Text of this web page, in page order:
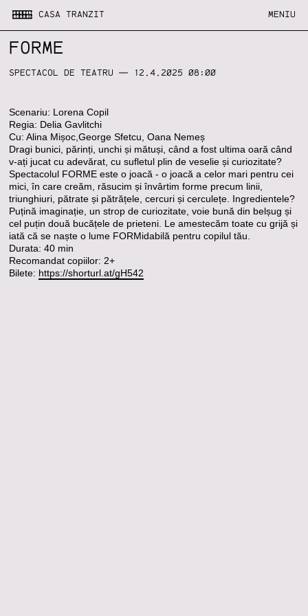
CASA TRANZIT MENIU
FORME
SPECTACOL DE TEATRU — 12.4.2025 08:00
Scenariu: Lorena Copil
Regia: Delia Gavlitchi
Cu: Alina Mișoc,George Sfetcu, Oana Nemeș
Dragi bunici, părinți, unchi și mătuși, când a fost ultima oară când
v-ați jucat cu adevărat, cu sufletul plin de veselie și curiozitate?
Spectacolul FORME este o joacă - o joacă a celor mari pentru cei
mici, în care creăm, răsucim și învârtim forme precum linii,
triunghiuri, pătrate și pătrățele, cercuri și cerculețe. Ingredientele?
Puțină imaginație, un strop de curiozitate, voie bună din belșug și
cel puțin două bucățele de prieteni. Le amestecăm toate cu grijă și
iată că se naște o lume FORMidabilă pentru copilul tău.
Durata: 40 min
Recomandat copiilor: 2+
Bilete: https://shorturl.at/gH542